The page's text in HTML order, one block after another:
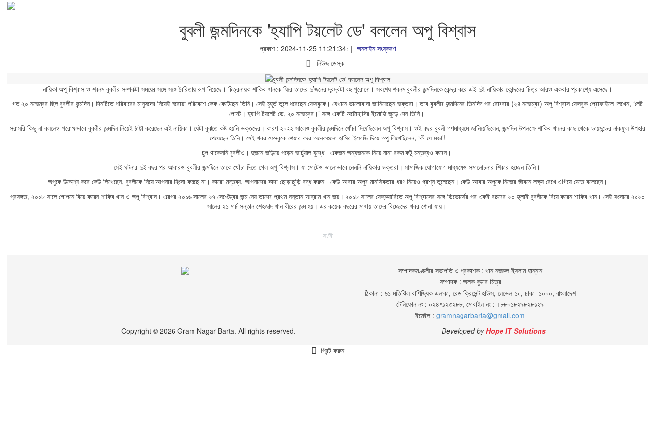
বুবলী জন্মদিনকে 'হ্যাপি টয়লেট ডে' বললেন অপু বিশ্বাস
প্রকাশ : 2024-11-25 11:21:34১ | অনলাইন সংস্করণ
নিউজ ডেস্ক
নায়িকা অপু বিশ্বাস ও শবনম বুবলীর সম্পর্কটা সময়ের সঙ্গে সঙ্গে বৈরিতায় রূপ নিয়েছে। চিত্রনায়ক শাকিব খানকে ঘিরে তাদের দু’জনের দ্বন্দ্বটা বহু পুরোনো। সবশেষ শবনম বুবলীর জন্মদিনকে কেন্দ্র করে এই দুই নায়িকার কোন্দলের চিত্র আরও একবার প্রকাশ্যে এসেছে।
গত ২০ নভেম্বর ছিল বুবলীর জন্মদিন। দিনটিতে পরিবারের মানুষদের নিয়েই ঘরোয়া পরিবেশে কেক কেটেছেন তিনি। সেই মুহূর্ত তুলে ধরেছেন ফেসবুকে। যেখানে ভালোবাসা জানিয়েছেন ভক্তরা। তবে বুবলীর জন্মদিনের তিনদিন পর রোববার (২৪ নভেম্বর) অপু বিশ্বাস ফেসবুক প্রোফাইলে লেখেন, ‘লেট
পোস্ট। হ্যাপি টয়লেট ডে, ২০ নভেম্বর।’ সঙ্গে একটি অট্টোহাসির ইমোজি জুড়ে দেন তিনি।
সরাসরি কিছু না বললেও পরোক্ষভাবে বুবলীর জন্মদিন নিয়েই ঠাট্টা করেছেন এই নায়িকা। যেটা বুঝতে কষ্ট হয়নি ভক্তদের। কারণ ২০২২ সালেও বুবলীর জন্মদিনে খোঁচা দিয়েছিলেন অপু বিশ্বাস। ওই বছর বুবলী গণমাধ্যমে জানিয়েছিলেন, জন্মদিন উপলক্ষে শাকিব খানের কাছ থেকে ডায়মন্ডের নাকফুল উপহার
পেয়েছেন তিনি। সেই খবর ফেসবুকে শেয়ার করে অনেকগুলো হাসির ইমোজি দিয়ে অপু লিখেছিলেন, ‘কী যে মজা’!
চুপ থাকেননি বুবলীও। দুজনে জড়িয়ে পড়েন ভার্চুয়াল যুদ্ধে। একজন অন্যজনকে নিয়ে নানা রকম কটু মন্তব্যও করেন।
সেই ঘটনার দুই বছর পর আবারও বুবলীর জন্মদিনে তাকে খোঁচা দিতে গেল অপু বিশ্বাস। যা মোটেও ভালোভাবে নেননি নায়িকার ভক্তরা। সামাজিক যোগাযোগ মাধ্যমেও সমালোচনার শিকার হচ্ছেন তিনি।
অপুকে উদ্দেশ্য করে কেউ লিখেছেন, বুবলীকে নিয়ে আপনার হিংসা কমছে না। কারো মন্তব্য, আপনাদের কাদা ছোড়াছুড়ি বন্ধ করুন। কেউ আবার অপুর মানসিকতার ধরণ নিয়েও প্রশ্ন তুলেছেন। কেউ আবার অপুকে নিজের জীবনে লক্ষ্য রেখে এগিয়ে যেতে বলেছেন।
প্রসঙ্গত, ২০০৮ সালে গোপনে বিয়ে করেন শাকিব খান ও অপু বিশ্বাস। এরপর ২০১৬ সালের ২৭ সেপ্টেম্বর জন্ম নেয় তাদের প্রথম সন্তান আব্রাম খান জয়। ২০১৮ সালের ফেব্রুয়ারিতে অপু বিশ্বাসের সঙ্গে ডিভোর্সের পর একই বছরের ২০ জুলাই বুবলীকে বিয়ে করেন শাকিব খান। সেই সংসারে ২০২০
সালের ২১ মার্চ সন্তান শেহজাদ খান বীরের জন্ম হয়। এর কয়েক বছরের মাথায় তাদের বিচ্ছেদের খবর শোনা যায়।
সা/ই
সম্পাদকমণ্ডলীর সভাপতি ও প্রকাশক : খান নজরুল ইসলাম হান্নান
সম্পাদক : অলক কুমার মিত্র
ঠিকানা : ৬১ মতিঝিল বাণিজ্যিক এলাকা, রেড ক্রিসেন্ট হাউস, লেভেল-১০, ঢাকা -১০০০, বাংলাদেশ
টেলিফোন নং : ০২৪৭১২৩২৮৮, মোবাইল নং : +৮৮০১৮২৯৮২৮১২৯
ইমেইল : gramnagarbarta@gmail.com
Copyright © 2026 Gram Nagar Barta. All rights reserved.
Developed byHope IT Solutions
প্রিন্ট করুন